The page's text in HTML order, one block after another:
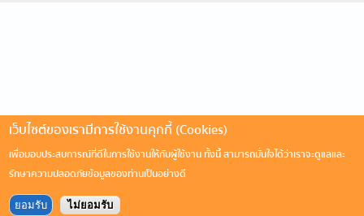
เว็บไซต์ของเรามีการใช้งานคุกกี้ (Cookies)
เพื่อมอบประสบการณ์ที่ดีในการใช้งานให้กับผู้ใช้งาน ทั้งนี้ สามารถมั่นใจได้ว่าเราจะดูแลและ
รักษาความปลอดภัยข้อมูลของท่านเป็นอย่างดี
ยอมรับ ไม่ยอมรับ